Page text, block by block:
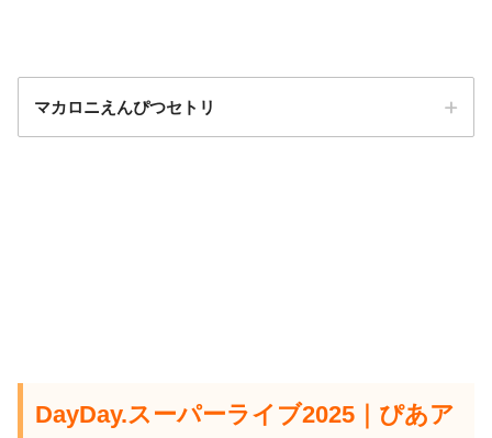
マカロニえんぴつセトリ
DayDay.スーパーライブ2025｜ぴあア